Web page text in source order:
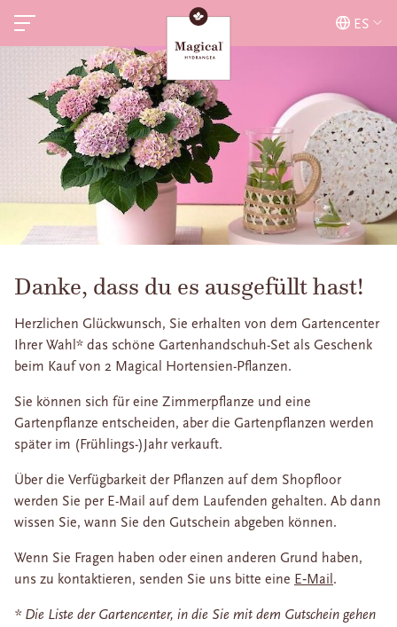
ES
Danke, dass du es ausgefüllt hast!
Herzlichen Glückwunsch, Sie erhalten von dem Gartencenter
Ihrer Wahl* das schöne Gartenhandschuh-Set als Geschenk
beim Kauf von 2 Magical Hortensien-Pflanzen.
Sie können sich für eine Zimmerpflanze und eine
Gartenpflanze entscheiden, aber die Gartenpflanzen werden
später im (Frühlings-)Jahr verkauft.
Über die Verfügbarkeit der Pflanzen auf dem Shopfloor
werden Sie per E-Mail auf dem Laufenden gehalten. Ab dann
wissen Sie, wann Sie den Gutschein abgeben können.
Wenn Sie Fragen haben oder einen anderen Grund haben,
uns zu kontaktieren, senden Sie uns bitte eine E‑Mail .
* Die Liste der Gartencenter, in die Sie mit dem Gutschein gehen